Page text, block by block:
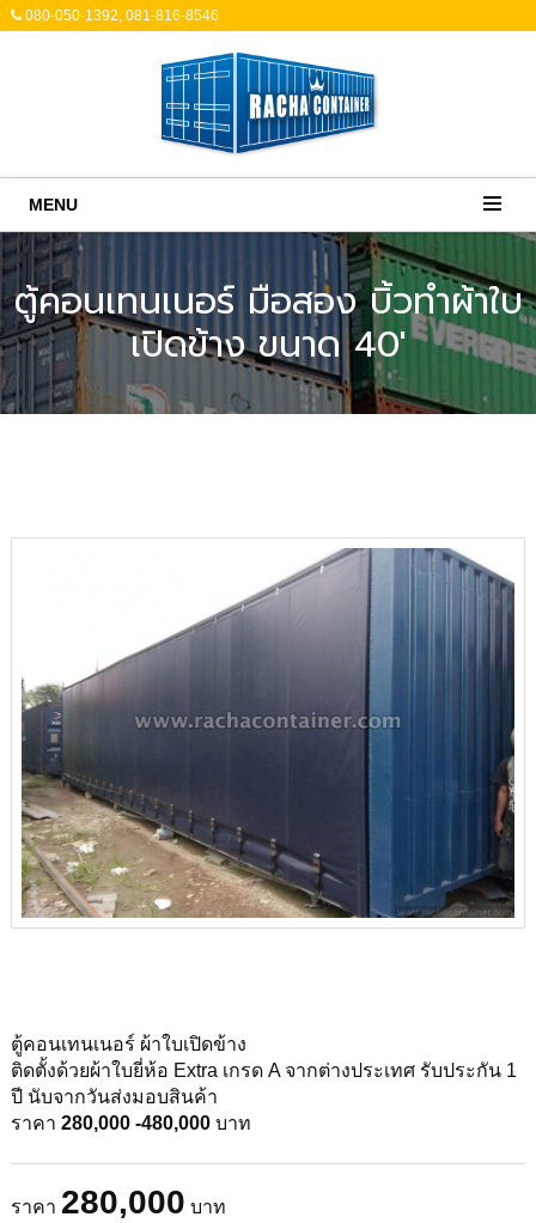
080-050-1392, 081-816-8546
MENU
ตู้คอนเทนเนอร์ มือสอง บิ้วทำผ้าใบ
เปิดข้าง ขนาด 40'
ตู้คอนเทนเนอร์ ผ้าใบเปิดข้าง
ติดตั้งด้วยผ้าใบยี่ห้อ Extra เกรด A จากต่างประเทศ รับประกัน 1
ปี นับจากวันส่งมอบสินค้า
ราคา 280,000 -480,000บาท
ราคา 280,000 บาท